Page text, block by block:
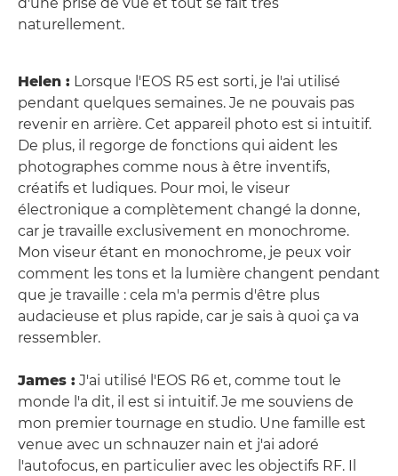
naturellement.
Helen : Lorsque l'EOS R5 est sorti, je l'ai utilisé
pendant quelques semaines. Je ne pouvais pas
revenir en arrière. Cet appareil photo est si intuitif.
De plus, il regorge de fonctions qui aident les
photographes comme nous à être inventifs,
créatifs et ludiques. Pour moi, le viseur
électronique a complètement changé la donne,
car je travaille exclusivement en monochrome.
Mon viseur étant en monochrome, je peux voir
comment les tons et la lumière changent pendant
que je travaille : cela m'a permis d'être plus
audacieuse et plus rapide, car je sais à quoi ça va
ressembler.
James : J'ai utilisé l'EOS R6 et, comme tout le
monde l'a dit, il est si intuitif. Je me souviens de
mon premier tournage en studio. Une famille est
venue avec un schnauzer nain et j'ai adoré
l'autofocus, en particulier avec les objectifs RF. Il